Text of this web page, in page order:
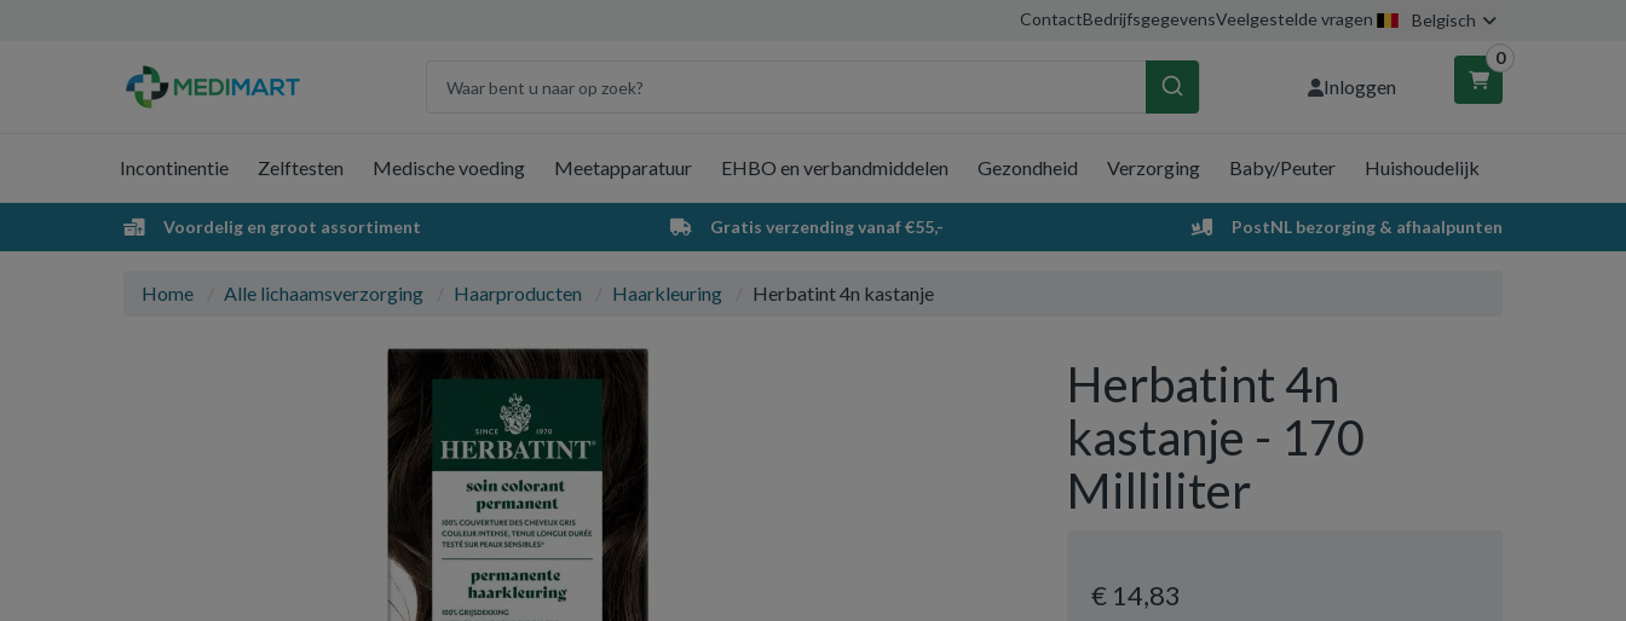
ContactBedrijfsgegevensVeelgestelde vragen Belgisch
Inloggen
0
Winkelwagen
Incontinentie Zelftesten Medische voeding Meetapparatuur EHBO en verbandmiddelen Gezondheid Verzorging Baby/Peuter Huishoudelijk
Voordelig en groot assortiment Gratis verzending vanaf €55,- PostNL bezorging & afhaalpunten
Home Alle lichaamsverzorging Haarproducten Haarkleuring Herbatint 4n kastanje
Herbatint 4n
kastanje - 170
Milliliter
€ 14,83